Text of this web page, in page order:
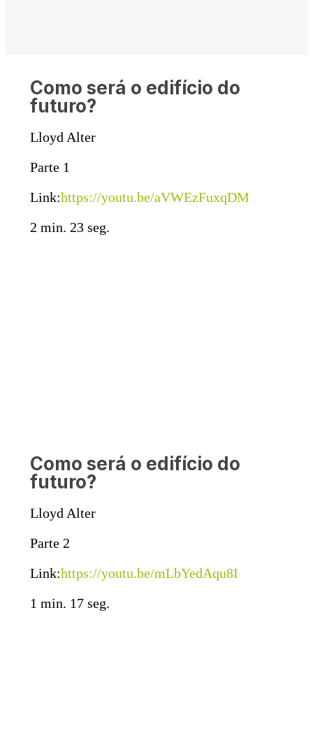
Como será o edifício do
futuro?
Lloyd Alter
Parte 1
Link:https://youtu.be/aVWEzFuxqDM
2 min. 23 seg.
Como será o edifício do
futuro?
Lloyd Alter
Parte 2
Link:https://youtu.be/mLbYedAqu8I
1 min. 17 seg.